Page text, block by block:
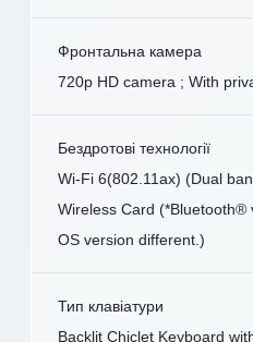
Фронтальна камера
720p HD camera ; With
Бездротові технології
Wi-Fi 6(802.11ax) (Dual
Wireless Card (*Bluetooth®
OS version different.)
Тип клавіатури
Backlit Chiclet Keyboard